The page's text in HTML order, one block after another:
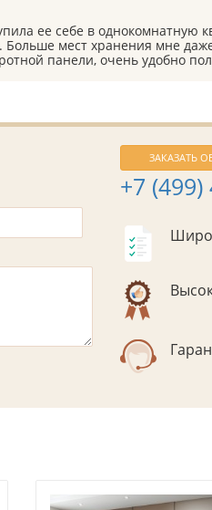
ее себе в однокомнатную
мест хранения мне
панели, очень удобно
ЗАКАЗАТЬ
+7 (499)